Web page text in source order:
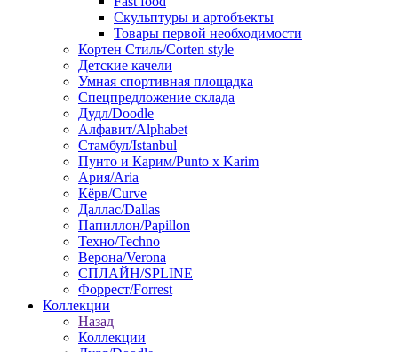
Скульптуры и артобъекты
Товары первой необходимости
Кортен Стиль/Corten style
Детские качели
Умная спортивная площадка
Спецпредложение склада
Дудл/Doodle
Алфавит/Alphabet
Стамбул/Istanbul
Пунто и Карим/Punto x Karim
Ария/Aria
Кёрв/Curve
Даллас/Dallas
Папиллон/Papillon
Техно/Techno
Верона/Verona
СПЛАЙН/SPLINE
Форрест/Forrest
Коллекции
Назад
Коллекции